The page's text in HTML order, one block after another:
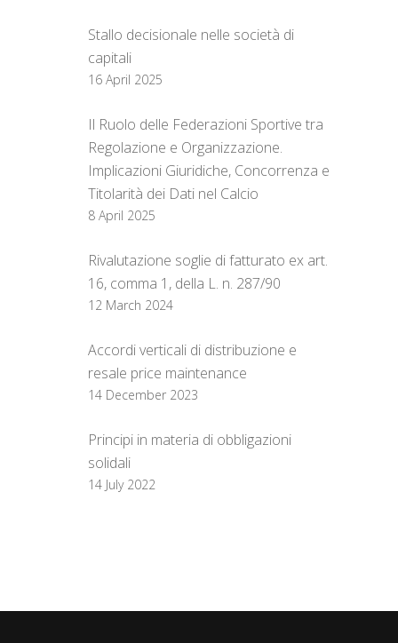
Stallo decisionale nelle società di
capitali
16 April 2025
Il Ruolo delle Federazioni Sportive tra
Regolazione e Organizzazione.
Implicazioni Giuridiche, Concorrenza e
Titolarità dei Dati nel Calcio
8 April 2025
Rivalutazione soglie di fatturato ex art.
16, comma 1, della L. n. 287/90
12 March 2024
Accordi verticali di distribuzione e
resale price maintenance
14 December 2023
Principi in materia di obbligazioni
solidali
14 July 2022